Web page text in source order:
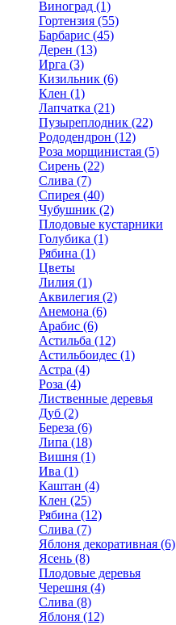
Виноград (1)
Гортензия (55)
Барбарис (45)
Дерен (13)
Ирга (3)
Кизильник (6)
Клен (1)
Лапчатка (21)
Пузыреплодник (22)
Рододендрон (12)
Роза морщинистая (5)
Сирень (22)
Слива (7)
Спирея (40)
Чубушник (2)
Плодовые кустарники
Голубика (1)
Рябина (1)
Цветы
Лилия (1)
Аквилегия (2)
Анемона (6)
Арабис (6)
Астильба (12)
Астильбоидес (1)
Астра (4)
Роза (4)
Лиственные деревья
Дуб (2)
Береза (6)
Липа (18)
Вишня (1)
Ива (1)
Каштан (4)
Клен (25)
Рябина (12)
Слива (7)
Яблоня декоративная (6)
Ясень (8)
Плодовые деревья
Черешня (4)
Слива (8)
Яблоня (12)